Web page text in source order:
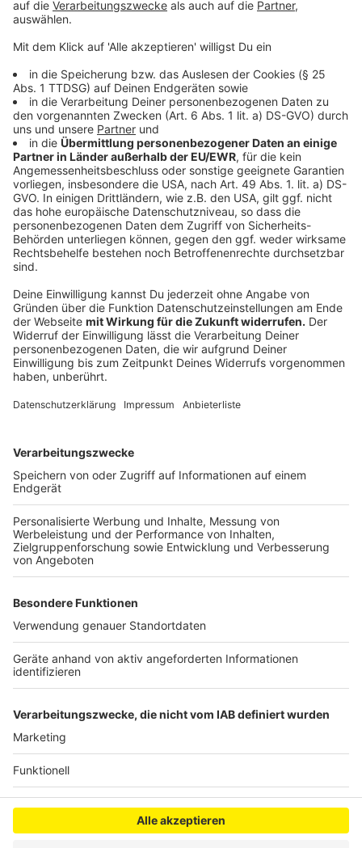
Daten-Flatrate: Was noch nicht geklärt ist
Die Frage nach dem "wann" ist also noch ungeklärt.
Ebenso, wie diese Flatrate für Schülerinnen und
Schüler sich konkret gestaltet. Allerdings ist klar, dass
sieausschließlich zu Bildungszweckengenutzt
werden kann und Schülerinnen und Schüler damitnicht
stundenlang am Tagim Internet surfen können und
beispielsweise einen Film auf Netflix streamen können.
"Unsere Simkarten sollen mit den geförderten
Endgeräten aus dem Digitalpakt zum Einsatz kommen",
sagt dazu die Telekom.
Anzeige
800.000 Laptops für Lehrer
Anzeige
fortgeschritten. 800.000 Laptops werden für die
Lehrerschaft in Deutschland angeschafft. Der Bund
hat seine Zusage geben, die dafür veranschlagten 500
Millionen Euro schneller als geplant bereitzustellen.
Autor: Joachim Schultheis (mit dpa)
Anzeige
Anzeige